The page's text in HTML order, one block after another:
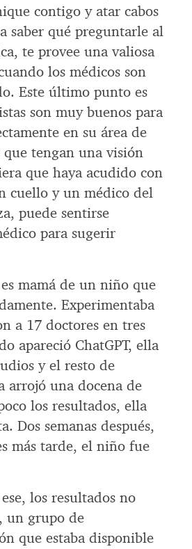
contigo y atar cabos
saber qué preguntarle al
te provee una valiosa
los médicos son
Este último punto es
son muy buenos para
en su área de
que tengan una visión
que haya acudido con
cuello y un médico del
puede sentirse
para sugerir
mamá de un niño que
Experimentaba
a 17 doctores en tres
apareció ChatGPT, ella
y el resto de
arrojó una docena de
los resultados, ella
Dos semanas después,
más tarde, el niño fue
los resultados no
un grupo de
que estaba disponible